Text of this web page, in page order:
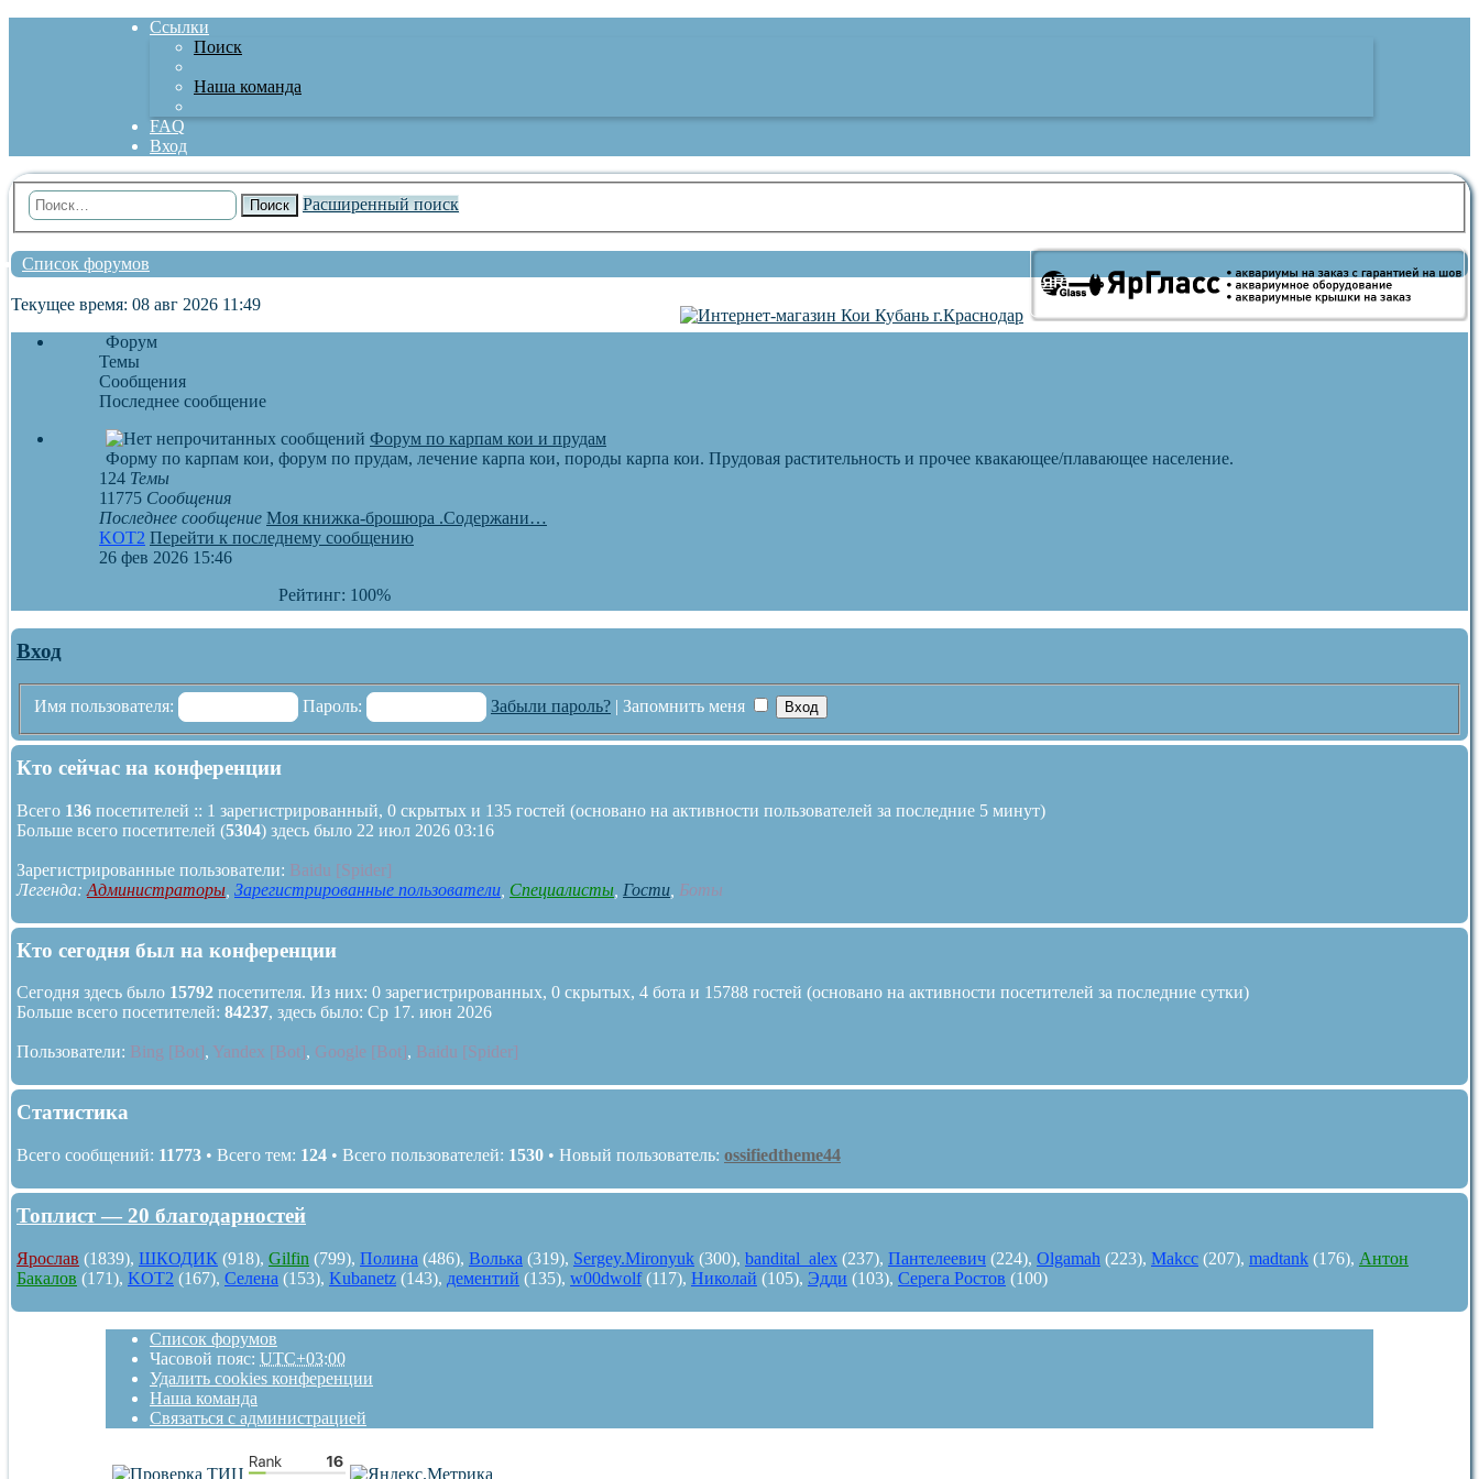
Ссылки
Поиск
Наша команда
FAQ
Вход
Поиск Расширенный поиск
Список форумов
Текущее время: 08 авг 2026 11:49
Форум
Темы
Сообщения
Последнее сообщение
Форум по карпам кои и прудам
Форму по карпам кои, форум по прудам, лечение карпа кои, породы карпа кои. Прудовая растительность и прочее квакающее/плавающее население.
124 Темы
11775 Сообщения
Последнее сообщение Моя книжка-брошюра .Содержани…
KOT2 Перейти к последнему сообщению
26 фев 2026 15:46
Рейтинг: 100%
Вход
Имя пользователя: Пароль: Забыли пароль? | Запомнить меня
Кто сейчас на конференции
Всего 136 посетителей :: 1 зарегистрированный, 0 скрытых и 135 гостей (основано на активности пользователей за последние 5 минут)
Больше всего посетителей (5304) здесь было 22 июл 2026 03:16
Зарегистрированные пользователи: Baidu [Spider]
Легенда: Администраторы Зарегистрированные пользователи Специалисты Гости Боты
Кто сегодня был на конференции
Сегодня здесь было 15792 посетителя. Из них: 0 зарегистрированных, 0 скрытых, 4 бота и 15788 гостей (основано на активности посетителей за последние сутки)
Больше всего посетителей: 84237, здесь было: Ср 17. июн 2026
Пользователи: Bing [Bot], Yandex [Bot], Google [Bot], Baidu [Spider]
Статистика
Всего сообщений: 11773 • Всего тем: 124 • Всего пользователей: 1530 • Новый пользователь: ossifiedtheme44
Топлист — 20 благодарностей
Ярослав (1839), ШКОДИК (918), Gilfin (799), Полина (486), Волька (319), Sergey.Mironyuk (300), bandital_alex (237), Пантелеевич (224), Olgamah (223), Makcc (207), madtank (176), Антон
Бакалов (171), KOT2 (167), Селена (153), Kubanetz (143), дементий (135), w00dwolf(117), Николай (105), Эдди (103), Серега Ростов (100)
Список форумов
Часовой пояс: UTC+03:00
Удалить cookies конференции
Наша команда
Связаться с администрацией